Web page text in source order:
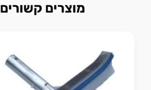
מוצרים קשורים